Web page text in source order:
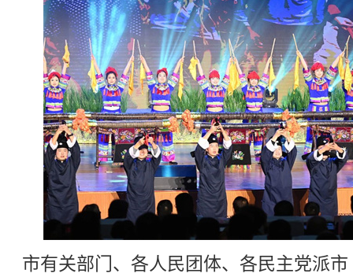
市有关部门、各人民团体、各民主党派